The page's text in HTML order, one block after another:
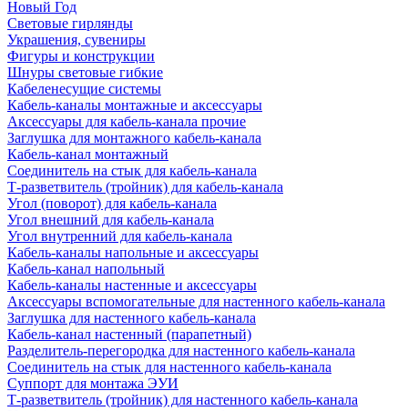
Новый Год
Световые гирлянды
Украшения, сувениры
Фигуры и конструкции
Шнуры световые гибкие
Кабеленесущие системы
Кабель-каналы монтажные и аксессуары
Аксессуары для кабель-канала прочие
Заглушка для монтажного кабель-канала
Кабель-канал монтажный
Соединитель на стык для кабель-канала
Т-разветвитель (тройник) для кабель-канала
Угол (поворот) для кабель-канала
Угол внешний для кабель-канала
Угол внутренний для кабель-канала
Кабель-каналы напольные и аксессуары
Кабель-канал напольный
Кабель-каналы настенные и аксессуары
Аксессуары вспомогательные для настенного кабель-канала
Заглушка для настенного кабель-канала
Кабель-канал настенный (парапетный)
Разделитель-перегородка для настенного кабель-канала
Соединитель на стык для настенного кабель-канала
Суппорт для монтажа ЭУИ
Т-разветвитель (тройник) для настенного кабель-канала